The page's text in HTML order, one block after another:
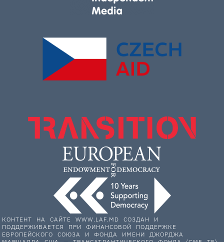
КОНТЕНТ НА САЙТЕ WWW.LAF.MD СОЗДАН И
ПОДДЕРЖИВАЕТСЯ ПРИ ФИНАНСОВОЙ ПОДДЕРЖКЕ
ЕВРОПЕЙСКОГО СОЮЗА И ФОНДА ИМЕНИ ДЖОРДЖА